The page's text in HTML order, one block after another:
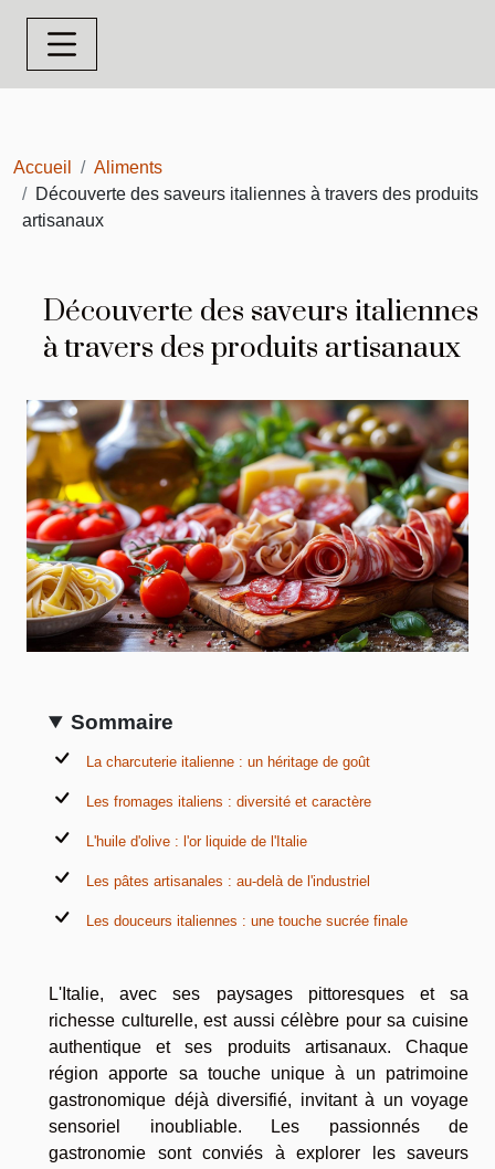
Accueil
Aliments
Découverte des saveurs italiennes à travers des produits
artisanaux
Découverte des saveurs italiennes
à travers des produits artisanaux
Sommaire
La charcuterie italienne : un héritage de goût
Les fromages italiens : diversité et caractère
L'huile d'olive : l'or liquide de l'Italie
Les pâtes artisanales : au-delà de l'industriel
Les douceurs italiennes : une touche sucrée finale
L'Italie, avec ses paysages pittoresques et sa
richesse culturelle, est aussi célèbre pour sa cuisine
authentique et ses produits artisanaux. Chaque
région apporte sa touche unique à un patrimoine
gastronomique déjà diversifié, invitant à un voyage
sensoriel inoubliable. Les passionnés de
gastronomie sont conviés à explorer les saveurs